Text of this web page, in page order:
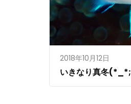
2018年10月12日
いきなり真冬(*_*;